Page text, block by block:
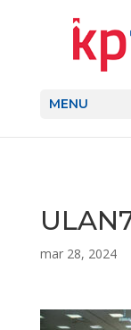
MENU
mar 28, 2024